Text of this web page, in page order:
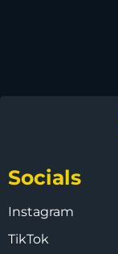
Socials
Instagram
TikTok